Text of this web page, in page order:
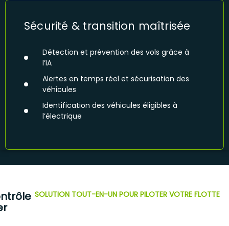
Sécurité & transition maîtrisée
Détection et prévention des vols grâce à
l’IA
Alertes en temps réel et sécurisation des
véhicules
Identification des véhicules éligibles à
l’électrique
SOLUTION TOUT-EN-UN POUR PILOTER VOTRE FLOTTE